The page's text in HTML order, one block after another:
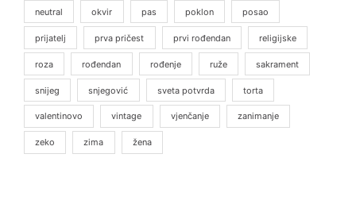
neutral okvir pas poklon posao
prijatelj prva pričest prvi rođendan religijske
roza rođendan rođenje ruže sakrament
snijeg snjegović sveta potvrda torta
valentinovo vintage vjenčanje zanimanje
zeko zima žena